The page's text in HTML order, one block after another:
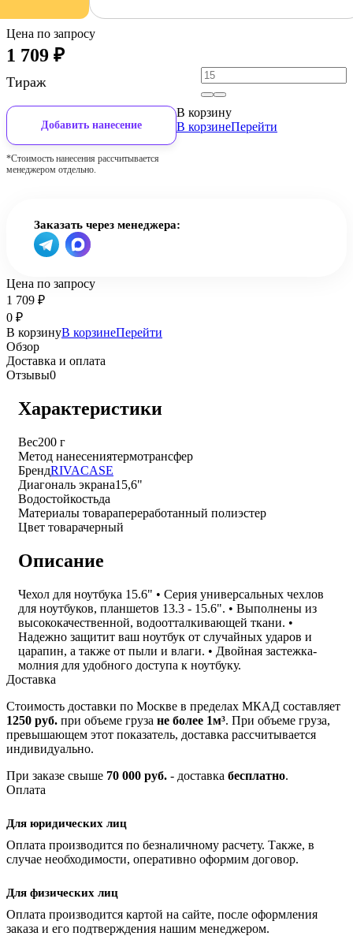
Цена по запросу
1 709 ₽
Тираж
Добавить нанесение
*Стоимость нанесения рассчитывается
менеджером отдельно.
В корзину
В корзинеПерейти
Заказать через менеджера:
Цена по запросу
1 709 ₽
0 ₽
В корзинуВ корзинеПерейти
Обзор
Доставка и оплата
Отзывы0
Характеристики
Вес200 г
Метод нанесениятермотрансфер
БрендRIVACASE
Диагональ экрана15,6"
Водостойкостьда
Материалы товарапереработанный полиэстер
Цвет товарачерный
Описание
Чехол для ноутбука 15.6" • Серия универсальных чехлов
для ноутбуков, планшетов 13.3 - 15.6". • Выполнены из
высококачественной, водоотталкивающей ткани. •
Надежно защитит ваш ноутбук от случайных ударов и
царапин, а также от пыли и влаги. • Двойная застежка-
молния для удобного доступа к ноутбуку.
Доставка
Стоимость доставки по Москве в пределах МКАД составляет
1250 руб. при объеме груза не более 1м³. При объеме груза,
превышающем этот показатель, доставка рассчитывается
индивидуально.
При заказе свыше 70 000 руб. - доставка бесплатно.
Оплата
Для юридических лиц
Оплата производится по безналичному расчету. Также, в
случае необходимости, оперативно оформим договор.
Для физических лиц
Оплата производится картой на сайте, после оформления
заказа и его подтверждения нашим менеджером.